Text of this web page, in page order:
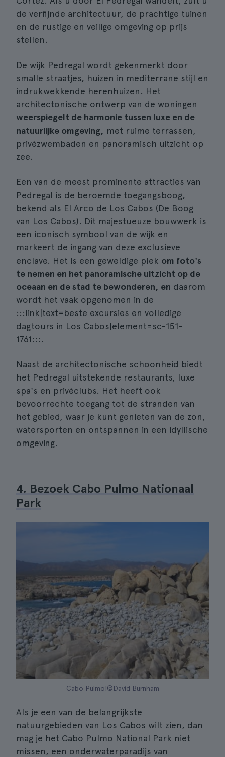
de verfijnde architectuur, de prachtige tuinen
en de rustige en veilige omgeving op prijs
stellen.
De wijk Pedregal wordt gekenmerkt door
smalle straatjes, huizen in mediterrane stijl en
indrukwekkende herenhuizen. Het
architectonische ontwerp van de woningen
weerspiegelt de harmonie tussen luxe en de
natuurlijke omgeving, met ruime terrassen,
privézwembaden en panoramisch uitzicht op
zee.
Een van de meest prominente attracties van
Pedregal is de beroemde toegangsboog,
bekend als El Arco de Los Cabos (De Boog
van Los Cabos). Dit majestueuze bouwwerk is
een iconisch symbool van de wijk en
markeert de ingang van deze exclusieve
enclave. Het is een geweldige plek om foto's
te nemen en het panoramische uitzicht op de
oceaan en de stad te bewonderen, en daarom
wordt het vaak opgenomen in de
:::link|text=beste excursies en volledige
dagtours in Los Cabos|element=sc-151-
1761:::.
Naast de architectonische schoonheid biedt
het Pedregal uitstekende restaurants, luxe
spa's en privéclubs. Het heeft ook
bevoorrechte toegang tot de stranden van
het gebied, waar je kunt genieten van de zon,
watersporten en ontspannen in een idyllische
omgeving.
4. Bezoek Cabo Pulmo Nationaal
Park
Cabo Pulmo|©David Burnham
Als je een van de belangrijkste
natuurgebieden van Los Cabos wilt zien, dan
mag je het Cabo Pulmo National Park niet
missen, een onderwaterparadijs van